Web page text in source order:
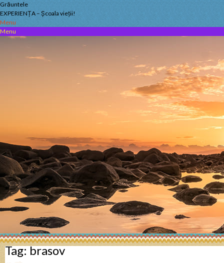
Skip
to
content
Grăuntele
EXPERIENȚA – Școala vieții!
Menu
Menu
Tag:brasov